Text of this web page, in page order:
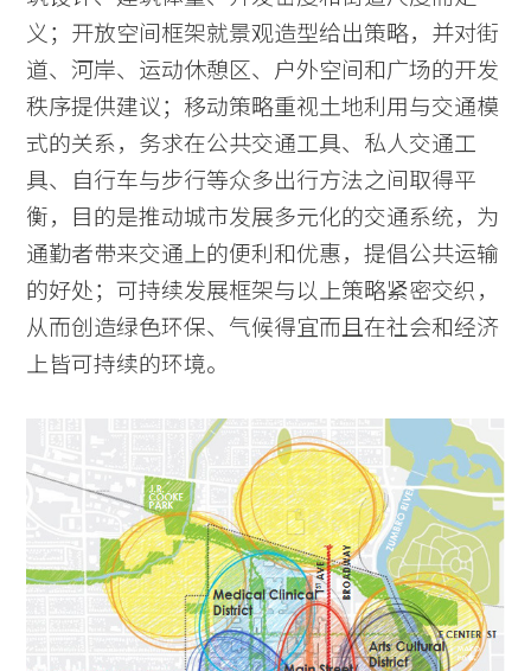
义；开放空间框架就景观造型给出策略，并对街
道、河岸、运动休憩区、户外空间和广场的开发
秩序提供建议；移动策略重视土地利用与交通模
式的关系，务求在公共交通工具、私人交通工
具、自行车与步行等众多出行方法之间取得平
衡，目的是推动城市发展多元化的交通系统，为
通勤者带来交通上的便利和优惠，提倡公共运输
的好处；可持续发展框架与以上策略紧密交织，
从而创造绿色环保、气候得宜而且在社会和经济
上皆可持续的环境。